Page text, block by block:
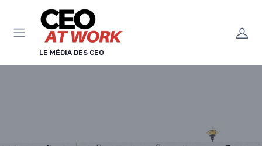
LE MÉDIA DES CEO
Panneau de gestion des cookies